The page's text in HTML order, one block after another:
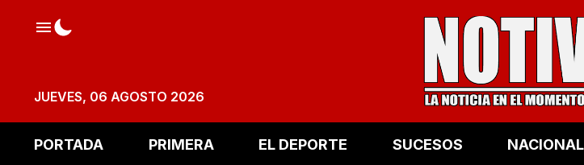
JUEVES, 06 AGOSTO 2026
PORTADA PRIMERA EL DEPORTE SUCESOS